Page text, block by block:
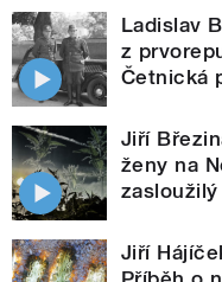
Ladislav
z
Četnická
Jiří
ženy na
Jiří